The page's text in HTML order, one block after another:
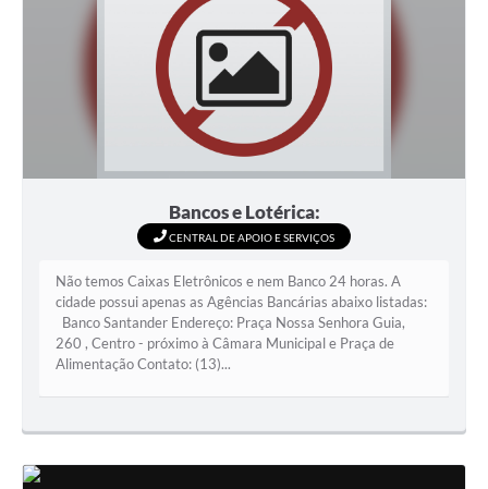
Bancos e Lotérica:
CENTRAL DE APOIO E SERVIÇOS
Não temos Caixas Eletrônicos e nem Banco 24 horas. A
cidade possui apenas as Agências Bancárias abaixo listadas:
Banco Santander Endereço: Praça Nossa Senhora Guia,
260 , Centro - próximo à Câmara Municipal e Praça de
Alimentação Contato: (13)...